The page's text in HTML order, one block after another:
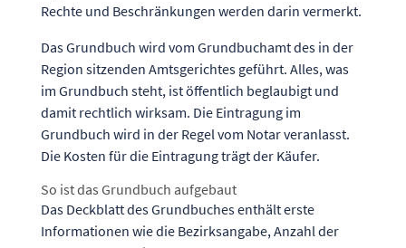
Rechte und Beschränkungen werden darin vermerkt.
Das Grundbuch wird vom Grundbuchamt des in der
Region sitzenden Amtsgerichtes geführt. Alles, was
im Grundbuch steht, ist öffentlich beglaubigt und
damit rechtlich wirksam. Die Eintragung im
Grundbuch wird in der Regel vom Notar veranlasst.
Die Kosten für die Eintragung trägt der Käufer.
So ist das Grundbuch aufgebaut
Das Deckblatt des Grundbuches enthält erste
Informationen wie die Bezirksangabe, Anzahl der